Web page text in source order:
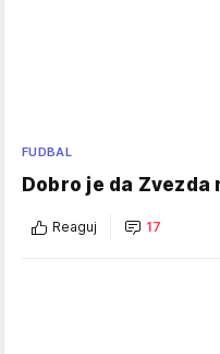
FUDBAL
Dobro je da Zvezda
Reaguj 17